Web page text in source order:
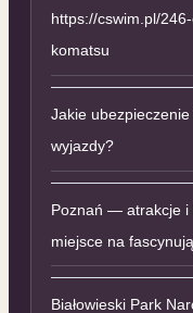
https://cswim.pl/
komatsu
Jakie
wyjazdy?
Poznań — atrakcje
miejsce na
Białowieski Park